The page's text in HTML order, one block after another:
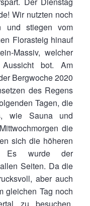
Wir nutzten noch
und stiegen vom
Florasteig hinauf
Massiv, welcher
Aussicht bot. Am
Bergwoche 2020
des Regens
Tagen, die
wie Sauna und
die
sich die höheren
Es wurde der
Seiten. Da die
aber auch
gleichen Tag noch
zu besuchen.